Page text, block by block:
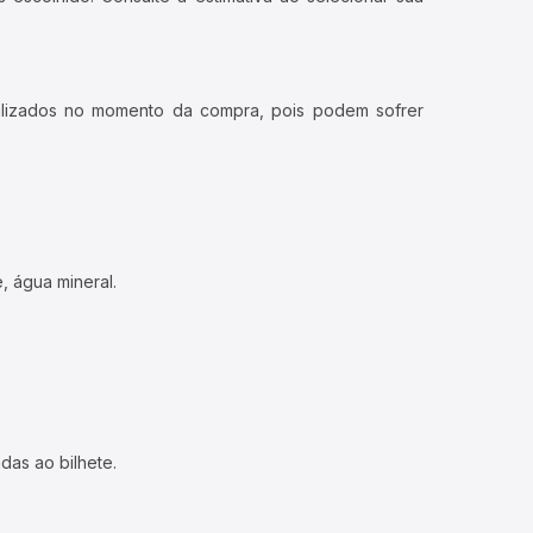
no momento da compra, pois podem sofrer
água mineral.
ao bilhete.